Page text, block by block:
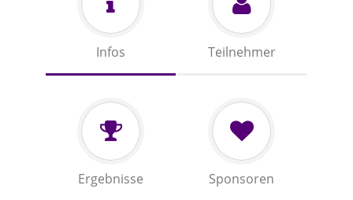
Infos Teilnehmer
Ergebnisse Sponsoren